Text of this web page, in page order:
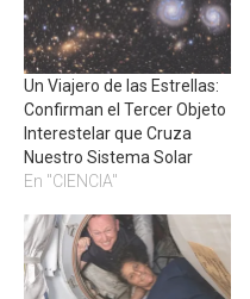
Un Viajero de las Estrellas:
Confirman el Tercer Objeto
Interestelar que Cruza
Nuestro Sistema Solar
En "CIENCIA"